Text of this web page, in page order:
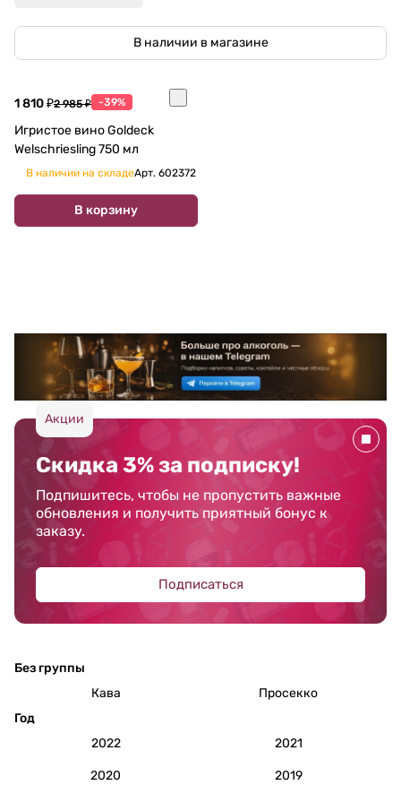
В наличии в магазине
1 810 ₽2 985 ₽ -39%
Игристое вино Goldeck
Welschriesling 750 мл
В наличии на складеАрт. 602372
В корзину
Акции
Скидка 3% за подписку!
Подпишитесь, чтобы не пропустить важные
обновления и получить приятный бонус к
заказу.
Подписаться
Без группы
Кава
Просекко
Год
2022
2021
2020 2019